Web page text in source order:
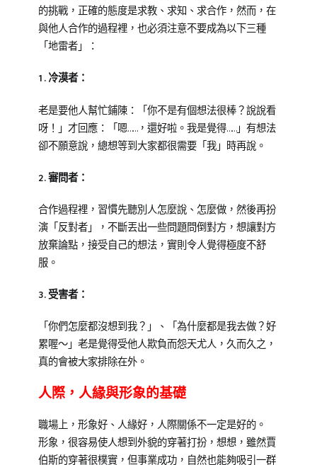
的挑戰，正確的態度是求教、求知、求合作，然而，在
與他人合作的過程裡，也必須注意不要成為以下三種
「地雷者」：
1.冷漠者：
老是要他人幫忙鋪陳：「你不是有個想法很棒？說說看
呀！」才回應：「嗯……，還好啦。我是覺得……」有想法
卻不願意說，總想等到大家都很需要「我」時再說。
2.審問者：
合作過程裡，習慣先聽別人怎麼說、怎麼做，然後再扮
演「反對者」，不斷丟出一些問題問倒對方，想讓對方
放棄論點，接受自己的想法，實則令人覺得極度不舒
服。
3.受害者：
「你們怎麼都沒想到我？」、「為什麼都是我去做？好
累喔～」老是覺得受他人欺負而怨天尤人，久而久之，
真的會被大家排除在外。
人際，人緣與形象的基礎
職場上，形象好、人緣好，人際關係不一定是好的。
形象，很容易使人想到外貌的穿著打扮，想想，雖然賈
伯斯的穿著很樸實，但事業成功，自然也能夠吸引一群